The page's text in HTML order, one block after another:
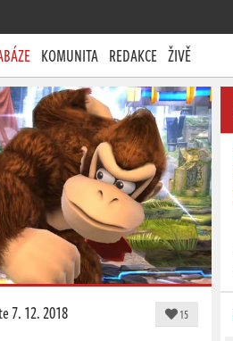
KOMUNITA REDAKCE ŽIVĚ
7. 12. 2018 15